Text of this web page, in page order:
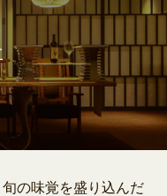
の味覚を盛り込んだ